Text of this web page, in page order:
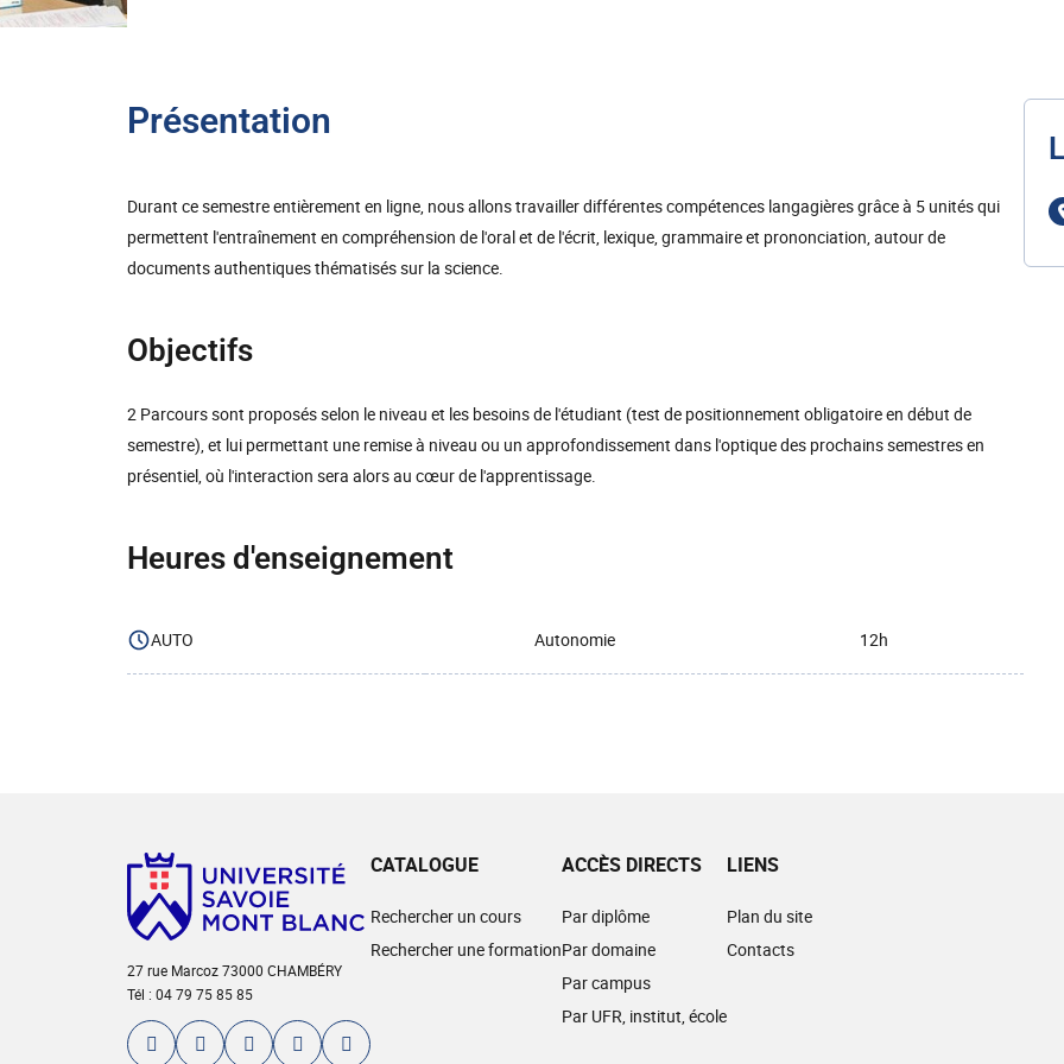
Présentation
Durant ce semestre entièrement en ligne, nous allons travailler différentes compétences langagières grâce à 5 unités qui
permettent l'entraînement en compréhension de l'oral et de l'écrit, lexique, grammaire et prononciation, autour de
documents authentiques thématisés sur la science.
Objectifs
2 Parcours sont proposés selon le niveau et les besoins de l'étudiant (test de positionnement obligatoire en début de
semestre), et lui permettant une remise à niveau ou un approfondissement dans l'optique des prochains semestres en
présentiel, où l'interaction sera alors au cœur de l'apprentissage.
Heures d'enseignement
AUTO Autonomie 12h
27 rue Marcoz 73000 CHAMBÉRY
Tél : 04 79 75 85 85
CATALOGUE
Rechercher un cours
Rechercher une formation
ACCÈS DIRECTS
Par diplôme
Par domaine
Par campus
Par UFR, institut, école
LIENS
Plan du site
Contacts